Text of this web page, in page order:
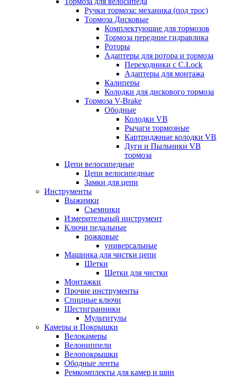
Ручки тормоза: механика (под трос)
Тормоза Дисковые
Комплектующие для тормозов
Тормоза передние гидравлика
Роторы
Адаптеры для ротора и тормоза
Переходники с C.Lock
Адаптеры для монтажа
Калиперы
Колодки для дискового тормоза
Тормоза V-Brake
Ободные
Колодки VB
Рычаги тормозные
Картриджные колодки VB
Дуги и Пыльники VB
тормоза
Цепи велосипедные
Цепи велосипедные
Замки для цепи
Инструменты
Выжимки
Съемники
Измерительный инструмент
Ключи педальные
рожковые
универсальные
Машинка для чистки цепи
Щетки
Щетки для чистки
Монтажки
Прочие инструменты
Спицные ключи
Шестигранники
Мультитулы
Камеры и Покрышки
Велокамеры
Велониппели
Велопокрышки
Ободные ленты
Ремкомплекты для камер и шин